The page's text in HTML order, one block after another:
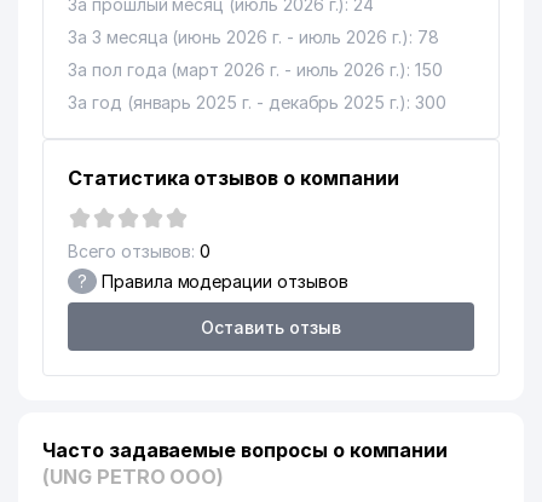
За прошлый месяц (июль 2026 г.): 24
За 3 месяца (июнь 2026 г. - июль 2026 г.): 78
За пол года (март 2026 г. - июль 2026 г.): 150
За год (январь 2025 г. - декабрь 2025 г.): 300
Статистика отзывов о компании
Всего отзывов: 0
? Правила модерации отзывов
Оставить отзыв
Часто задаваемые вопросы о компании
(UNG PETRO ООО)